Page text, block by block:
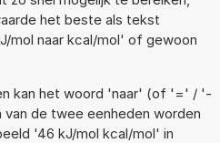
het beste als tekst
mol naar kcal/mol' of gewoon
kan het woord 'naar' (of '=' / '-
de twee eenheden worden
'46 kJ/mol kcal/mol' in